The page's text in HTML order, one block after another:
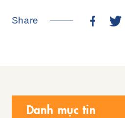
Share
Danh mục tin